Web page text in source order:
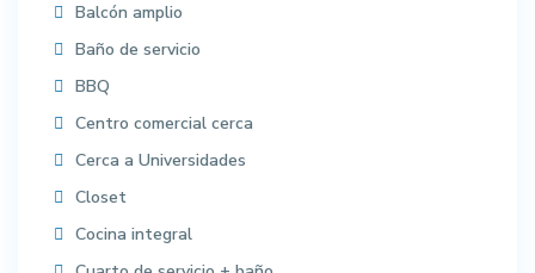
Balcón amplio
Baño de servicio
BBQ
Centro comercial cerca
Cerca a Universidades
Closet
Cocina integral